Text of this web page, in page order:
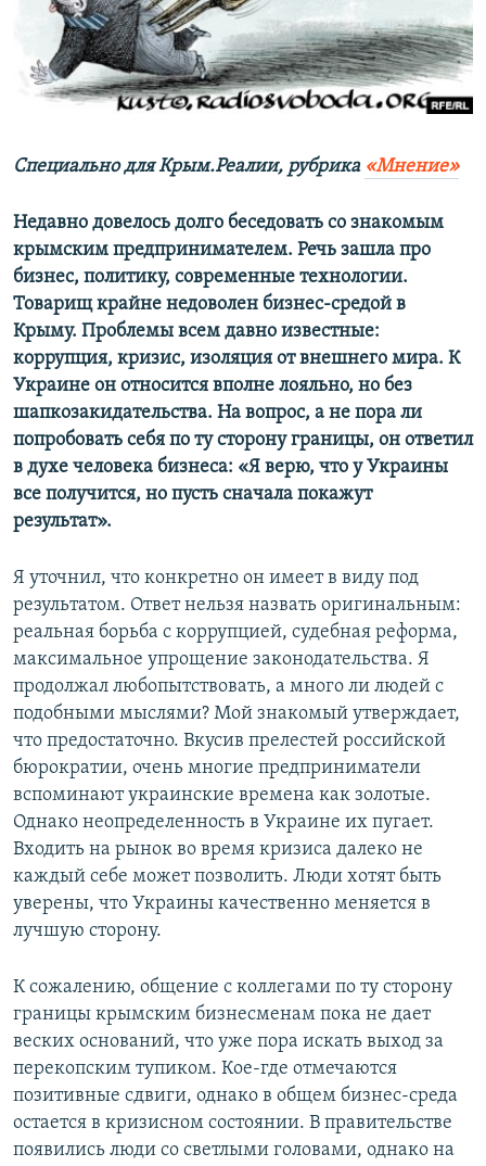
ПОБЕДИТЕЛЕЙ НЕ СУДЯТ?
КРЫМ.НЕПОКОРЕННЫЙ
ELIFBE
ПРИСОЕДИНЯЙТЕСЬ!
Все сайты RFE/RL
Специально для Крым.Реалии, рубрика «Мнение»
Недавно довелось долго беседовать со знакомым
крымским предпринимателем. Речь зашла про
бизнес, политику, современные технологии.
Товарищ крайне недоволен бизнес-средой в
Крыму. Проблемы всем давно известные:
коррупция, кризис, изоляция от внешнего мира. К
Украине он относится вполне лояльно, но без
шапкозакидательства. На вопрос, а не пора ли
попробовать себя по ту сторону границы, он ответил
в духе человека бизнеса: «Я верю, что у Украины
все получится, но пусть сначала покажут
результат».
Я уточнил, что конкретно он имеет в виду под
результатом. Ответ нельзя назвать оригинальным:
реальная борьба с коррупцией, судебная реформа,
максимальное упрощение законодательства. Я
продолжал любопытствовать, а много ли людей с
подобными мыслями? Мой знакомый утверждает,
что предостаточно. Вкусив прелестей российской
бюрократии, очень многие предприниматели
вспоминают украинские времена как золотые.
Однако неопределенность в Украине их пугает.
Входить на рынок во время кризиса далеко не
каждый себе может позволить. Люди хотят быть
уверены, что Украины качественно меняется в
лучшую сторону.
К сожалению, общение с коллегами по ту сторону
границы крымским бизнесменам пока не дает
веских оснований, что уже пора искать выход за
перекопским тупиком. Кое-где отмечаются
позитивные сдвиги, однако в общем бизнес-среда
остается в кризисном состоянии. В правительстве
появились люди со светлыми головами, однако на